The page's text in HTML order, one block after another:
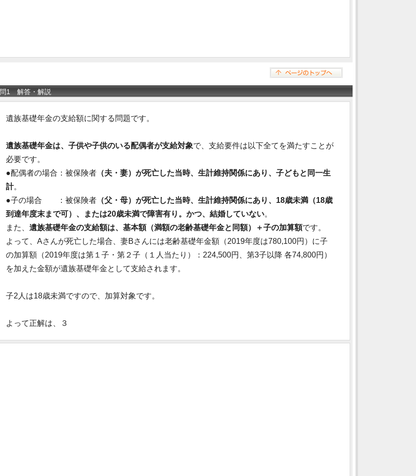
問1 解答・解説
遺族基礎年金の支給額に関する問題です。
遺族基礎年金は、子供や子供のいる配偶者が支給対象で、支給要件は以下全てを満たすことが
必要です。
●配偶者の場合：被保険者（夫・妻）が死亡した当時、生計維持関係にあり、子どもと同一生
計。
●子の場合 ：被保険者（父・母）が死亡した当時、生計維持関係にあり、18歳未満（18歳
到達年度末まで可）、または20歳未満で障害有り。かつ、結婚していない。
また、 遺族基礎年金の支給額は、基本額（満額の老齢基礎年金と同額）＋子の加算額です。
よって、Aさんが死亡した場合、妻Bさんには老齢基礎年金額（2019年度は780,100円）に子
の加算額（2019年度は第１子・第２子（１人当たり）：224,500円、第3子以降 各74,800円）
を加えた金額が遺族基礎年金として支給されます。
子2人は18歳未満ですので、加算対象です。
よって正解は、３